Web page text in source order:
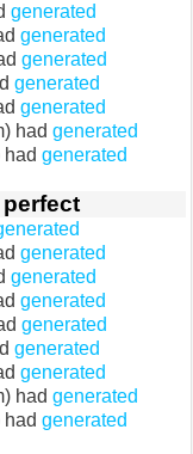
generated
generated
generated
generated
generated
had generated
had generated
perfect
generated
generated
generated
generated
generated
generated
had generated
had generated